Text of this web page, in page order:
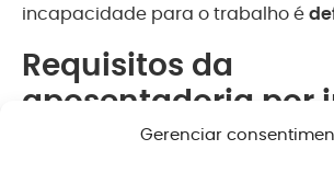
Gerenciar
incapacidade para o trabalho é
Requisitos da
aposentadoria por
por Síndrome de